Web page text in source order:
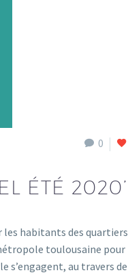
0
ÉTÉ 2020’
habitants des quartiers
toulousaine pour
s’engagent, au travers de